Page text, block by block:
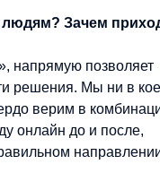
Зачем
напрямую позволяет
решения. Мы ни в
верим в
онлайн до и после,